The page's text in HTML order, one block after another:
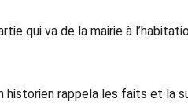
qui va de la mairie à
historien rappela les faits et la